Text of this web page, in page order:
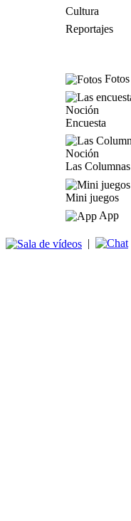
Cultura
Reportajes
Fotos
Encuesta
Las Columnas
Mini juegos
App
|